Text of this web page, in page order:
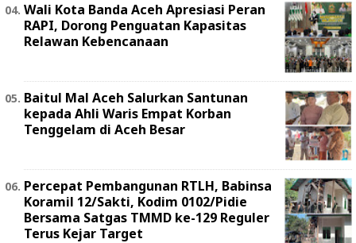
Wali Kota Banda Aceh Apresiasi Peran
RAPI, Dorong Penguatan Kapasitas
Relawan Kebencanaan
Baitul Mal Aceh Salurkan Santunan
kepada Ahli Waris Empat Korban
Tenggelam di Aceh Besar
Percepat Pembangunan RTLH, Babinsa
Koramil 12/Sakti, Kodim 0102/Pidie
Bersama Satgas TMMD ke-129 Reguler
Terus Kejar Target